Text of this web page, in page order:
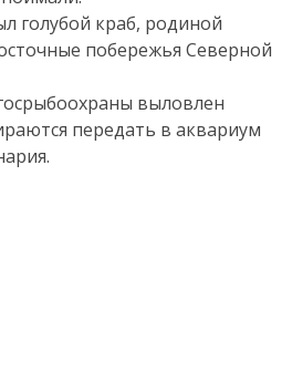
голубой краб, родиной
побережья Северной
выловлен
передать в аквариум